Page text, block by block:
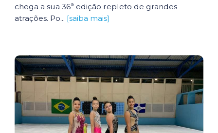
chega a sua 36ª edição repleto de grandes
atrações. Po... [saiba mais]